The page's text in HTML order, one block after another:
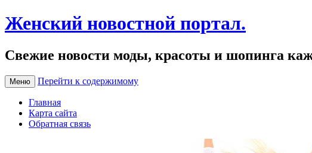
Женский новостной портал.
Свежие новости моды, красоты и шопинга
Меню Перейти к содержимому
Главная
Карта сайта
Обратная связь